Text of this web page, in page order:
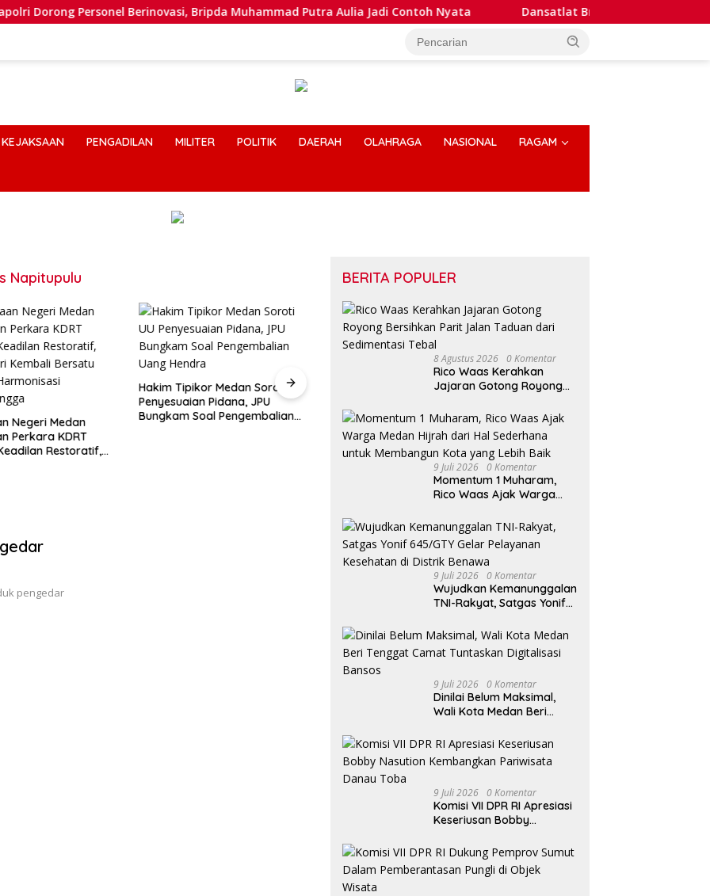
Personel Berinovasi, Bripda Muhammad Putra Aulia Jadi Contoh Nyata Dansatlat Brimob Korbrimob Buka
KEJAKSAAN PENGADILAN MILITER POLITIK DAERAH OLAHRAGA NASIONAL RAGAM
Napitupulu
Negeri Medan
Perkara KDRT
Restoratif,
Hakim Tipikor Medan Soroti UU
Penyesuaian Pidana, JPU
Bungkam Soal Pengembalian
Kajati Sumatera Utara Terima
Audiensi Badan Pembentukan
Tegakkan Putusan Inkracht,
Kejari Asahan Musnahkan
Barang Bukti dari 120 Perkara
pengedar
BERITA POPULER
8 Agustus 2026 0 Komentar
Rico Waas Kerahkan
Jajaran Gotong Royong
Taduan dari Sedimentasi
Tebal
9 Juli 2026 0 Komentar
Momentum 1 Muharam,
Rico Waas Ajak Warga
Sederhana untuk
Membangun Kota yang
Lebih Baik
9 Juli 2026 0 Komentar
Wujudkan Kemanunggalan
TNI-Rakyat, Satgas Yonif
Kesehatan di Distrik
Benawa
9 Juli 2026 0 Komentar
Dinilai Belum Maksimal,
Wali Kota Medan Beri
Digitalisasi Bansos
9 Juli 2026 0 Komentar
Komisi VII DPR RI Apresiasi
Keseriusan Bobby
Pariwisata Danau Toba